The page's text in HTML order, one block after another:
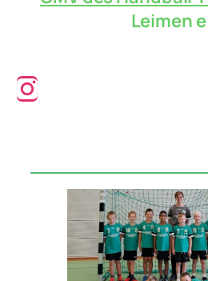
Leimen